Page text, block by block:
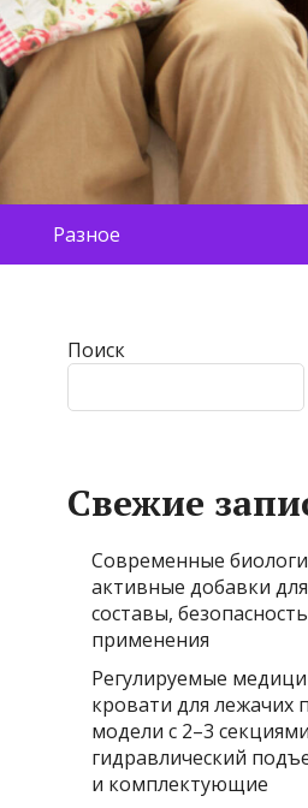
Разное
Поиск
Свежие
Современные
активные добавки
составы,
применения
Регулируемые
кровати для лежачих
модели с 2–3
гидравлический
и комплектующие